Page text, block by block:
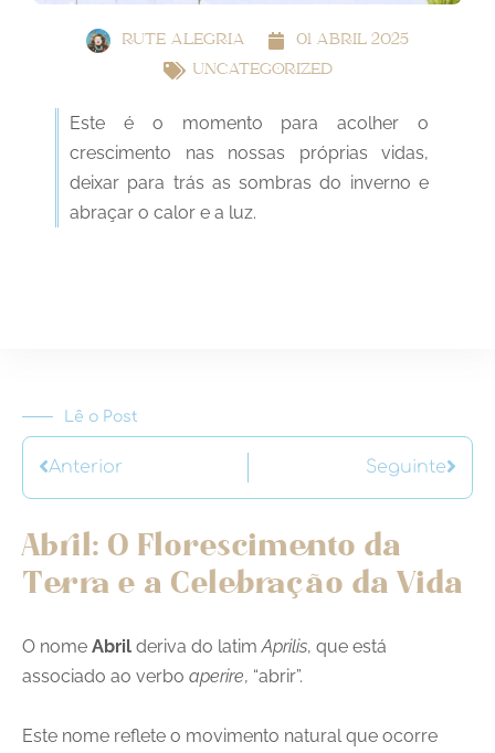
RUTE ALEGRIA
01 ABRIL 2025
UNCATEGORIZED
Este é o momento para acolher o
crescimento nas nossas próprias vidas,
deixar para trás as sombras do inverno e
abraçar o calor e a luz.
Lê o Post
Anterior Seguinte
Abril: O Florescimento da
Terra e a Celebração da Vida
O nome Abril deriva do latimAprilis, que está
associado ao verbo aperire, “abrir”.
Este nome reflete o movimento natural que ocorre